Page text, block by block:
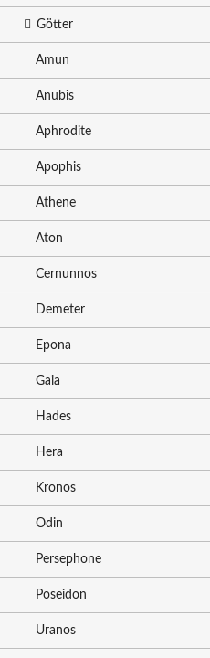
Götter
Amun
Anubis
Aphrodite
Apophis
Athene
Aton
Cernunnos
Demeter
Epona
Gaia
Hades
Hera
Kronos
Odin
Persephone
Poseidon
Uranos